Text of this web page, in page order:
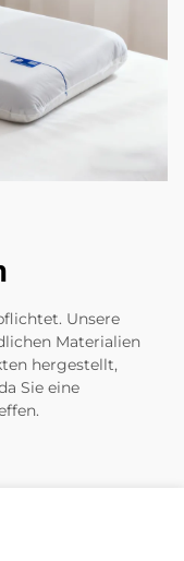
Unsere
Materialien
hergestellt,
Sie eine